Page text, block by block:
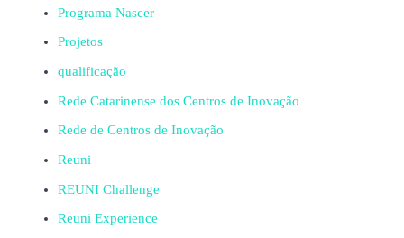
Programa Nascer
Projetos
qualificação
Rede Catarinense dos Centros de Inovação
Rede de Centros de Inovação
Reuni
REUNI Challenge
Reuni Experience